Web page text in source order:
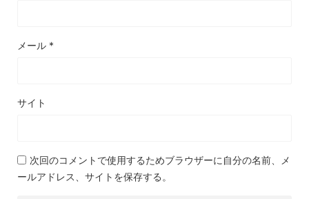
メール *
サイト
次回のコメントで使用するためブラウザーに自分の名前、メ
ールアドレス、サイトを保存する。